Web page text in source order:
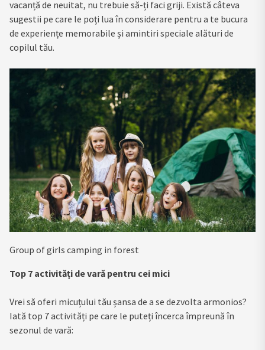
vacanță de neuitat, nu trebuie să-ți faci griji. Există câteva
sugestii pe care le poți lua în considerare pentru a te bucura
de experiențe memorabile și amintiri speciale alături de
copilul tău.
Group of girls camping in forest
Top 7 activități de vară pentru cei mici
Vrei să oferi micuțului tău șansa de a se dezvolta armonios?
Iată top 7 activități pe care le puteți încerca împreună în
sezonul de vară: